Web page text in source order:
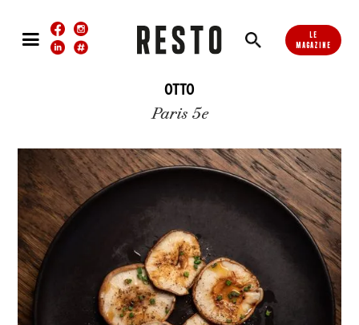
LE
MAGAZINE
OTTO
Paris 5e